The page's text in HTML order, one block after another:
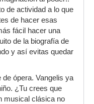
de actividad a lo que
de hacer esas
fácil hacer una
de la biografía de
y así evitas quedar
de ópera. Vangelis ya
¿Tu crees que
musical clásica no